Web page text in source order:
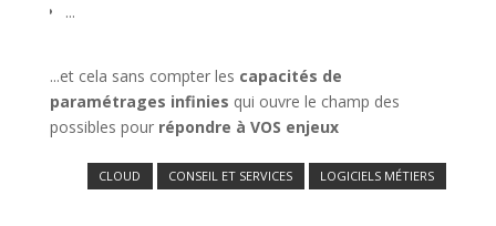
...
...et cela sans compter les capacités de
paramétrages infinies qui ouvre le champ des
possibles pour répondre à VOS enjeux
CLOUD CONSEIL ET SERVICES LOGICIELS MÉTIERS